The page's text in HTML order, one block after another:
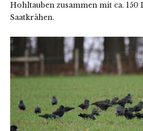
Hohltauben zusammen mit ca. 150
Saatkrähen.